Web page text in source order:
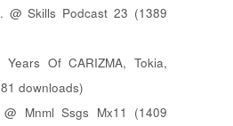
@ Skills Podcast 23 (1389
Of CARIZMA, Tokia,
downloads)
Mnml Ssgs Mx11 (1409